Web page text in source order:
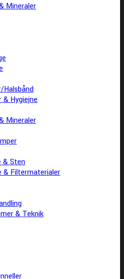
Mineraler
Halsbånd
& Hygiejne
Mineraler
& Sten
& Filtermaterialer
& Teknik